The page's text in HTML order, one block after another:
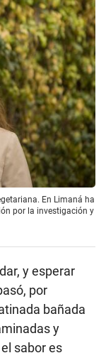
En Limaná ha
por la investigación y
y esperar
por
bañada
y
sabor es